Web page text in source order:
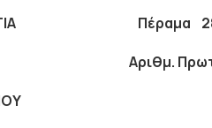
Πέραμα 28-
Αριθμ. Πρωτ.: